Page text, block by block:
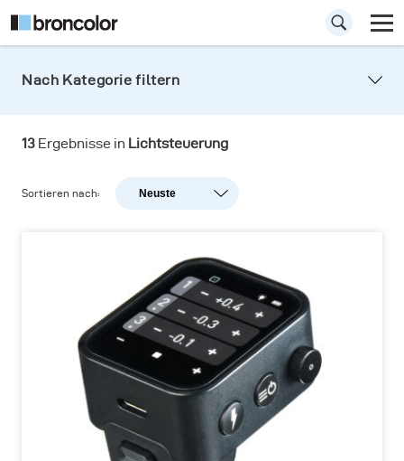
Nach Kategorie filtern
13 Ergebnisse in Lichtsteuerung
Sortieren nach: Neuste
Neuste
A-Z
Z-A